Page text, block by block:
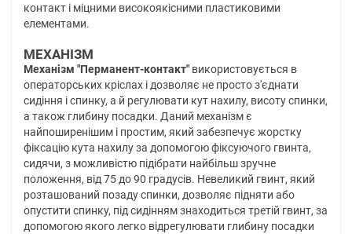
контакт і міцними високоякісними пластиковими
елементами.
МЕХАНІЗМ
Механізм "Перманент-контакт" використовується в
операторських кріслах і дозволяє не просто з'єднати
сидіння і спинку, а й регулювати кут нахилу, висоту спинки,
а також глибину посадки. Даний механізм є
найпоширенішим і простим, який забезпечує жорстку
фіксацію кута нахилу за допомогою фіксуючого гвинта,
сидячи, з можливістю підібрати найбільш зручне
положення, від 75 до 90 градусів. Невеликий гвинт, який
розташований позаду спинки, дозволяє підняти або
опустити спинку, під сидінням знаходиться третій гвинт, за
допомогою якого легко відрегулювати глибину посадки